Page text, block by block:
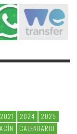
2021 2024
2025
CALENDARIO